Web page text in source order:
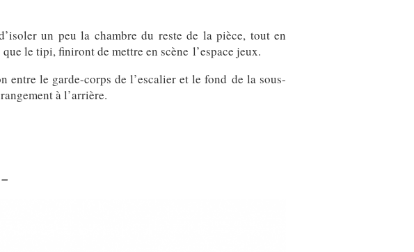
un peu la chambre du reste de la pièce, tout en
le tipi, finiront de mettre en scène l’espace jeux.
entre le garde-corps de l’escalier et le fond de la sous-
à l’arrière.